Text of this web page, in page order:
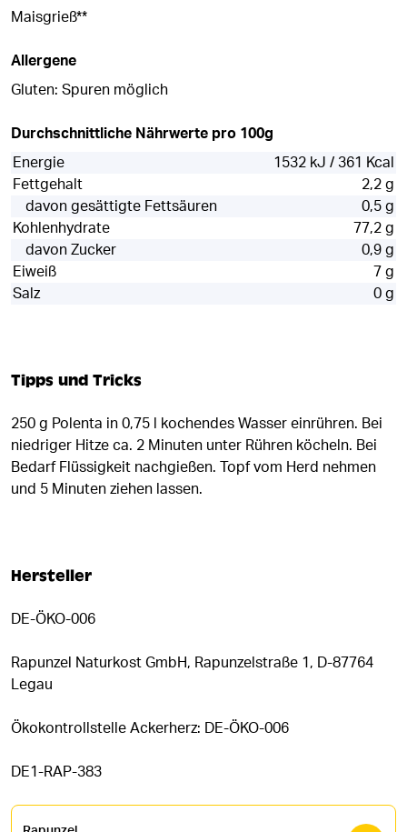
Maisgrieß**
Allergene
Gluten: Spuren möglich
Durchschnittliche Nährwerte pro 100g
Energie
1532 kJ / 361 Kcal
Fettgehalt
2,2 g
davon gesättigte Fettsäuren
0,5 g
Kohlenhydrate
77,2 g
davon Zucker
0,9 g
Eiweiß
7 g
Salz
0 g
Tipps und Tricks
250 g Polenta in 0,75 l kochendes Wasser einrühren. Bei
niedriger Hitze ca. 2 Minuten unter Rühren köcheln. Bei
Bedarf Flüssigkeit nachgießen. Topf vom Herd nehmen
und 5 Minuten ziehen lassen.
Hersteller
DE-ÖKO-006
Rapunzel Naturkost GmbH, Rapunzelstraße 1, D-87764
Legau
Ökokontrollstelle Ackerherz: DE-ÖKO-006
DE1-RAP-383